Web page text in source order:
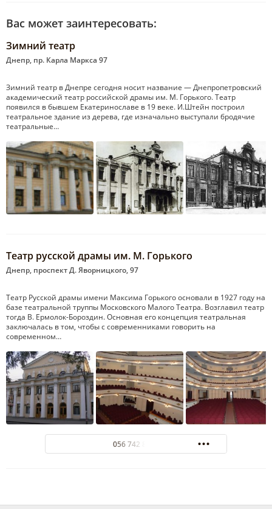
Вас может заинтересовать:
Зимний театр
Днепр, пр. Карла Маркса 97
Зимний театр в Днепре сегодня носит название — Днепропетровский
академический театр российской драмы им. М. Горького. Театр
появился в бывшем Екатеринославе в 19 веке. И.Штейн построил
театральное здание из дерева, где изначально выступали бродячие
театральные…
Театр русской драмы им. М. Горького
Днепр, проспект Д. Яворницкого, 97
Театр Русской драмы имени Максима Горького основали в 1927 году на
базе театральной труппы Московского Малого Театра. Возглавил театр
тогда В. Ермолок-Бороздин. Основная его концепция театральная
заключалась в том, чтобы с современниками говорить на
современном…
056 742 8001